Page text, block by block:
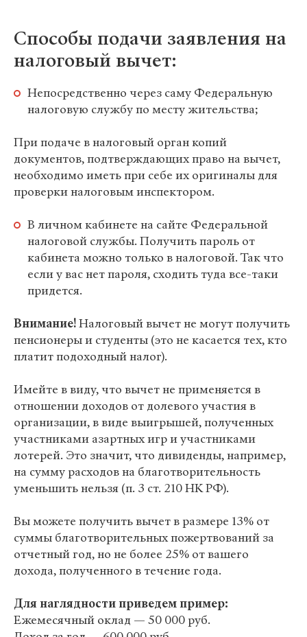
Способы подачи заявления на
налоговый вычет:
Непосредственно через саму Федеральную
налоговую службу по месту жительства;
При подаче в налоговый орган копий
документов, подтверждающих право на вычет,
необходимо иметь при себе их оригиналы для
проверки налоговым инспектором.
В личном кабинете на сайте Федеральной
налоговой службы. Получить пароль от
кабинета можно только в налоговой. Так что
если у вас нет пароля, сходить туда все-таки
придется.
Внимание!Налоговый вычет не могут получить
пенсионеры и студенты (это не касается тех, кто
платит подоходный налог).
Имейте в виду, что вычет не применяется в
отношении доходов от долевого участия в
организации, в виде выигрышей, полученных
участниками азартных игр и участниками
лотерей. Это значит, что дивиденды, например,
на сумму расходов на благотворительность
уменьшить нельзя (п. 3 ст. 210 НК РФ).
Вы можете получить вычет в размере 13% от
суммы благотворительных пожертвований за
отчетный год, но не более 25% от вашего
дохода, полученного в течение года.
Для наглядности приведем пример:
Ежемесячный оклад — 50 000 руб.